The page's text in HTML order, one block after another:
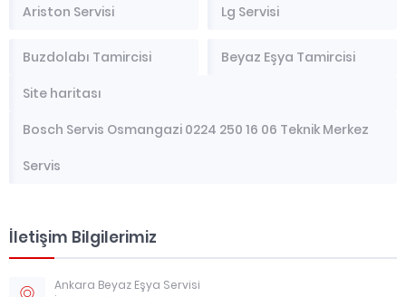
Ariston Servisi Lg Servisi
Buzdolabı Tamircisi
Beyaz Eşya Tamircisi
Site haritası
Bosch Servis Osmangazi 0224 250 16 06 Teknik Merkez
Servis
İletişim Bilgilerimiz
Ankara Beyaz Eşya Servisi